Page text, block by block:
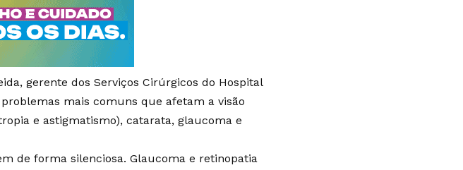
gerente dos Serviços Cirúrgicos do Hospital
mais comuns que afetam a visão
e astigmatismo), catarata, glaucoma e
de forma silenciosa. Glaucoma e retinopatia